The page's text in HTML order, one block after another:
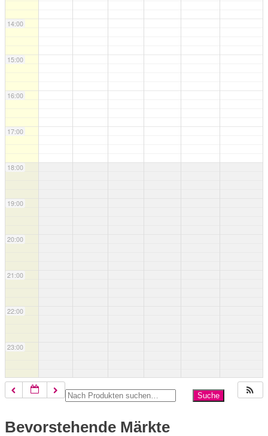
14:00
15:00
16:00
17:00
18:00
19:00
20:00
21:00
22:00
23:00
Bevorstehende Märkte